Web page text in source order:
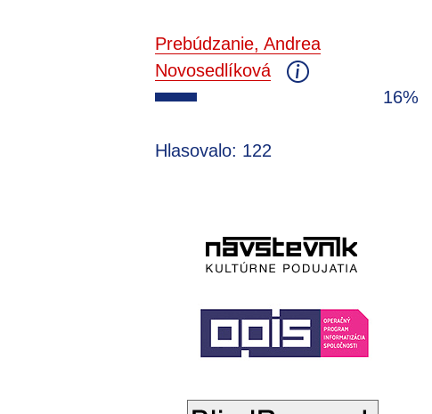
Prebúdzanie, Andrea
Novosedlíková
16%
Hlasovalo: 122